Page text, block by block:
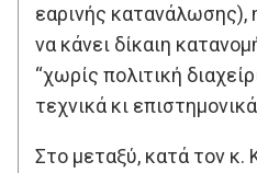
εαρινής
να κάνει δίκαιη
“χωρίς πολιτική
τεχνικά κι
Στο μεταξύ, κατά τον κ.